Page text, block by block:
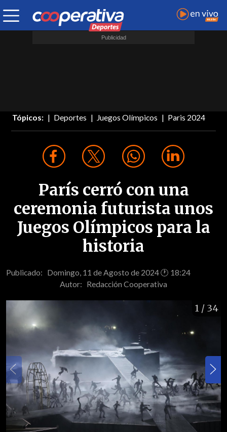
Tópicos: Deportes Juegos Olímpicos Paris 2024
París cerró con una
ceremonia futurista unos
Juegos Olímpicos para la
historia
Publicado: Domingo, 11 de Agosto de 2024 🕐 18:24
Autor: Redacción Cooperativa
1 / 34